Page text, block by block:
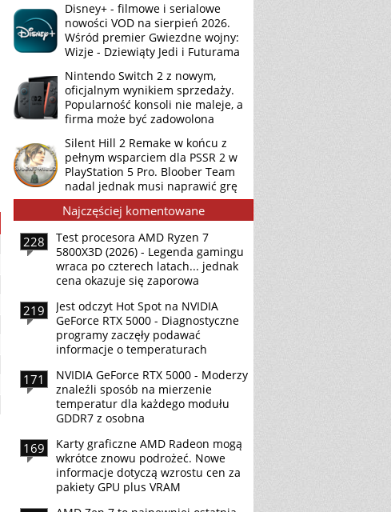
Disney+ - filmowe i serialowe
nowości VOD na sierpień 2026.
Wśród premier Gwiezdne wojny:
Wizje - Dziewiąty Jedi i Futurama
Nintendo Switch 2 z nowym,
oficjalnym wynikiem sprzedaży.
Popularność konsoli nie maleje, a
firma może być zadowolona
Silent Hill 2 Remake w końcu z
pełnym wsparciem dla PSSR 2 w
PlayStation 5 Pro. Bloober Team
nadal jednak musi naprawić grę
Najczęściej komentowane
228
Test procesora AMD Ryzen 7
5800X3D (2026) - Legenda gamingu
wraca po czterech latach... jednak
cena okazuje się zaporowa
219
Jest odczyt Hot Spot na NVIDIA
GeForce RTX 5000 - Diagnostyczne
programy zaczęły podawać
informacje o temperaturach
171
NVIDIA GeForce RTX 5000 - Moderzy
znaleźli sposób na mierzenie
temperatur dla każdego modułu
GDDR7 z osobna
169
Karty graficzne AMD Radeon mogą
wkrótce znowu podrożeć. Nowe
informacje dotyczą wzrostu cen za
pakiety GPU plus VRAM